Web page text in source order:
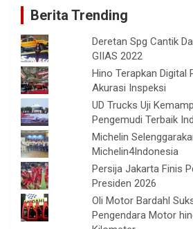
Berita Trending
Deretan Spg Cantik
GIIAS 2022
Hino Terapkan Digital
Akurasi Inspeksi
UD Trucks Uji
Pengemudi Terbaik
Michelin
Michelin4Indonesia
Persija Jakarta Finis
Presiden 2026
Oli Motor Bardahl
Pengendara Motor